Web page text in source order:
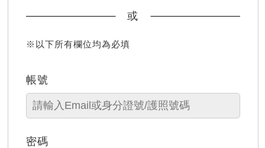
或
※以下所有欄位均為必填
帳號
密碼